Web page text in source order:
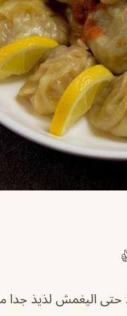
حتى اليغمش لذيذ جدا